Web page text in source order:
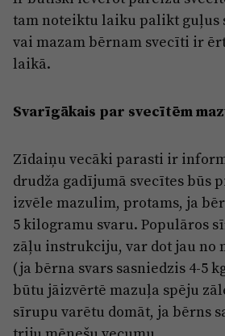
tam noteiktu laiku palikt
vai mazam bērnam svecīti ir
laikā.
Svarīgākais par svecītēm
Zīdaiņu vecāki parasti ir
drudža gadījumā svecītes būs
izvēle mazulim, protams, ja
5 kilogramu svaru. Populāros
zāļu instrukciju, var dot jau no
(ja bērna svars sasniedzis 4-5
būtu jāizvērtē mazuļa spēju
sīrupu varētu domāt, ja bērns